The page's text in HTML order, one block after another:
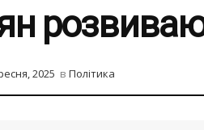
2025 в Політика